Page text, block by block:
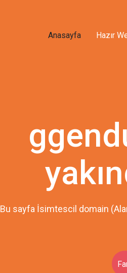
Anasayfa Hazır
Bu sayfa İsimtescil domain